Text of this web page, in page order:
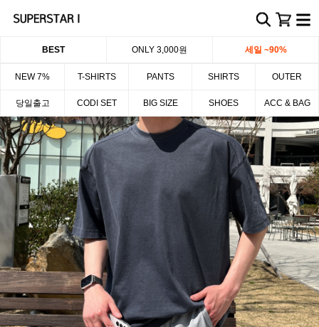
BEST ONLY 3,000원 세일 ~90%
NEW 7% T-SHIRTS PANTS SHIRTS OUTER
당일출고 CODI SET BIG SIZE SHOES ACC & BAG